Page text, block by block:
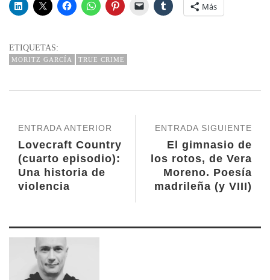
Más
ETIQUETAS:
MORITZ GARCÍA TRUE CRIME
ENTRADA SIGUIENTE
El gimnasio de
los rotos, de Vera
Moreno. Poesía
madrileña (y VIII)
ENTRADA ANTERIOR
Lovecraft Country
(cuarto episodio):
Una historia de
violencia